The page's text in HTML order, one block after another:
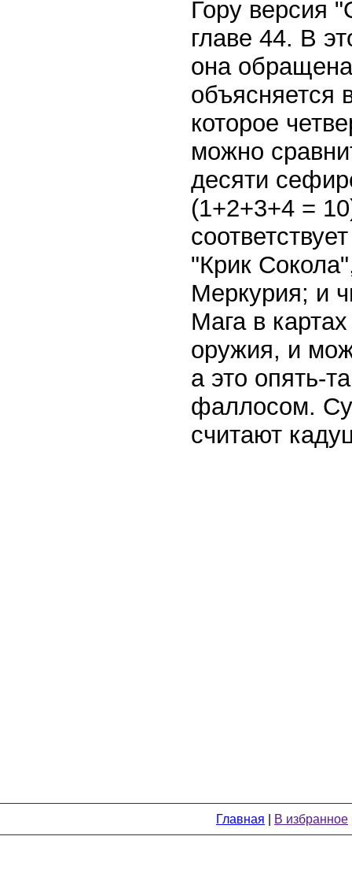
Гору версия
главе 44. В
она
объясняется
которое
можно
десяти
(1+2+3+4 =
"Крик
Меркурия; и
Мага в
оружия, и
а это опять-
фаллосом.
считают
Главная В избранное